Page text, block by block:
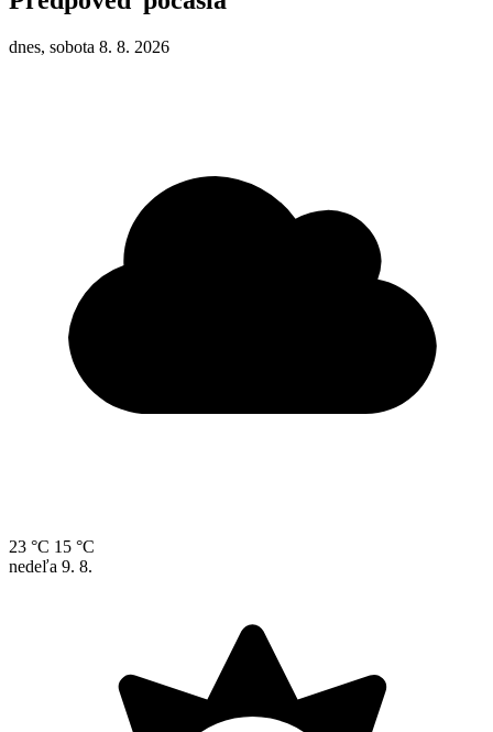
dnes, sobota 8. 8. 2026
23 °C 15 °C
nedeľa 9. 8.